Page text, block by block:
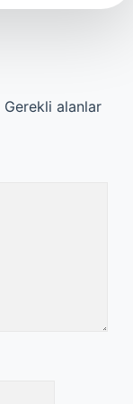
Gerekli alanlar